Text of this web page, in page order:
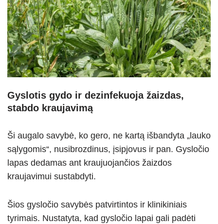
Gyslotis gydo ir dezinfekuoja žaizdas,
stabdo kraujavimą
Ši augalo savybė, ko gero, ne kartą išbandyta „lauko
sąlygomis“, nusibrozdinus, įsipjovus ir pan. Gysločio
lapas dedamas ant kraujuojančios žaizdos
kraujavimui sustabdyti.
Šios gysločio savybės patvirtintos ir klinikiniais
tyrimais. Nustatyta, kad gysločio lapai gali padėti